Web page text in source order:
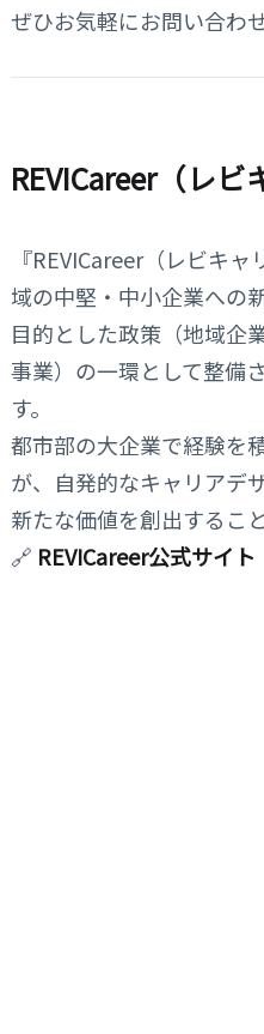
ぜひお気軽にお問い合わ
REVICareer（レ
『REVICareer（レビキ
域の中堅・中小企業への
目的とした政策（地域企
事業）の一環として整備
す。
都市部の大企業で経験を
が、自発的なキャリアデ
新たな価値を創出するこ
🔗 REVICareer公式サイト